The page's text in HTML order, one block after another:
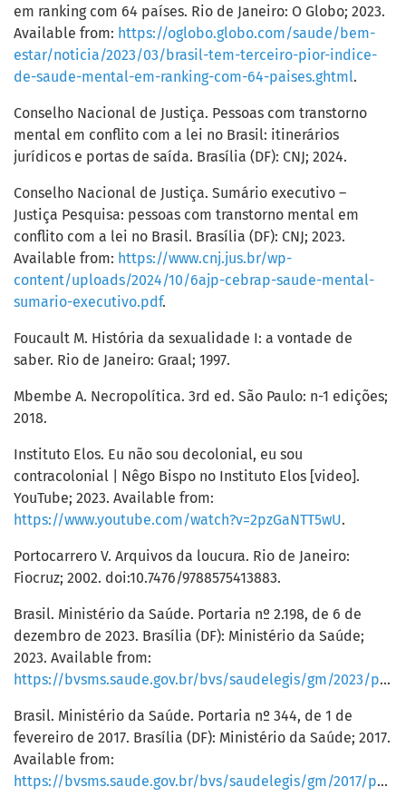
em ranking com 64 países. Rio de Janeiro: O Globo; 2023.
Available from: https://oglobo.globo.com/saude/bem-
estar/noticia/2023/03/brasil-tem-terceiro-pior-indice-
de-saude-mental-em-ranking-com-64-paises.ghtml.
Conselho Nacional de Justiça. Pessoas com transtorno
mental em conflito com a lei no Brasil: itinerários
jurídicos e portas de saída. Brasília (DF): CNJ; 2024.
Conselho Nacional de Justiça. Sumário executivo –
Justiça Pesquisa: pessoas com transtorno mental em
conflito com a lei no Brasil. Brasília (DF): CNJ; 2023.
Available from: https://www.cnj.jus.br/wp-
content/uploads/2024/10/6ajp-cebrap-saude-mental-
sumario-executivo.pdf.
Foucault M. História da sexualidade I: a vontade de
saber. Rio de Janeiro: Graal; 1997.
Mbembe A. Necropolítica. 3rd ed. São Paulo: n-1 edições;
2018.
Instituto Elos. Eu não sou decolonial, eu sou
contracolonial | Nêgo Bispo no Instituto Elos [video].
YouTube; 2023. Available from:
https://www.youtube.com/watch?v=2pzGaNTT5wU.
Portocarrero V. Arquivos da loucura. Rio de Janeiro:
Fiocruz; 2002. doi:10.7476/9788575413883.
Brasil. Ministério da Saúde. Portaria nº 2.198, de 6 de
dezembro de 2023. Brasília (DF): Ministério da Saúde;
2023. Available from:
https://bvsms.saude.gov.br/bvs/saudelegis/gm/2023/prt2198_07_12_2023.html
Brasil. Ministério da Saúde. Portaria nº 344, de 1 de
fevereiro de 2017. Brasília (DF): Ministério da Saúde; 2017.
Available from:
https://bvsms.saude.gov.br/bvs/saudelegis/gm/2017/prt0344_01_02_2017.html